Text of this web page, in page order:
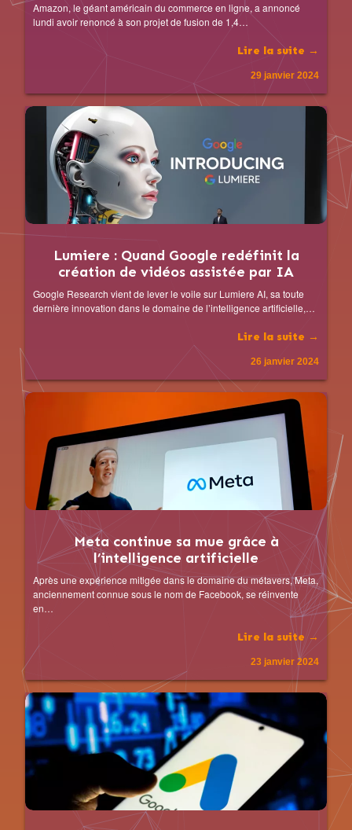
Amazon, le géant américain du commerce en ligne, a annoncé
lundi avoir renoncé à son projet de fusion de 1,4…
Lire la suite →
29 janvier 2024
Lumiere : Quand Google redéfinit la
création de vidéos assistée par IA
Google Research vient de lever le voile sur Lumiere AI, sa toute
dernière innovation dans le domaine de l’intelligence artificielle,…
Lire la suite →
26 janvier 2024
Meta continue sa mue grâce à
l’intelligence artificielle
Après une expérience mitigée dans le domaine du métavers, Meta,
anciennement connue sous le nom de Facebook, se réinvente
en…
Lire la suite →
23 janvier 2024